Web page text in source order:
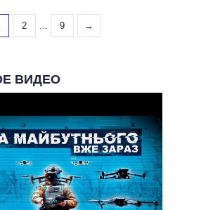
2 ... 9 →
ВИДЕО